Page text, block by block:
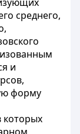
среднего,
и
форму
которых